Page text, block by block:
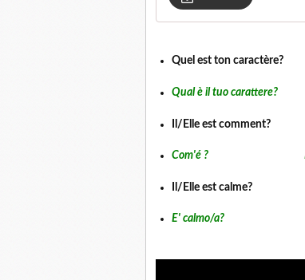
Quel est ton caractère?
Qual è il tuo carattere?
Il/Elle est comment?
Com'é ? E'
Il/Elle est calme?
E' calmo/a? No,